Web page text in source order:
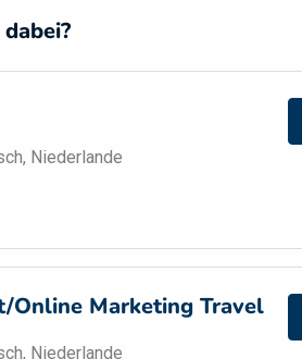
, Niederlande
Online Marketing Travel
, Niederlande